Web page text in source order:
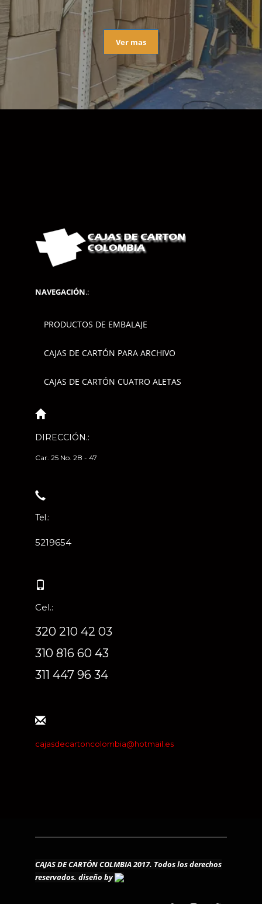
Ver mas
NAVEGACIÓN.:
PRODUCTOS DE EMBALAJE
CAJAS DE CARTÓN PARA ARCHIVO
CAJAS DE CARTÓN CUATRO ALETAS
DIRECCIÓN.:
Car. 25 No. 2B - 47
Tel.:
5219654
Cel.:
320 210 42 03
310 816 60 43
311 447 96 34
cajasdecartoncolombia@hotmail.es
CAJAS DE CARTÓN COLMBIA 2017. Todos los derechos
reservados. diseño by